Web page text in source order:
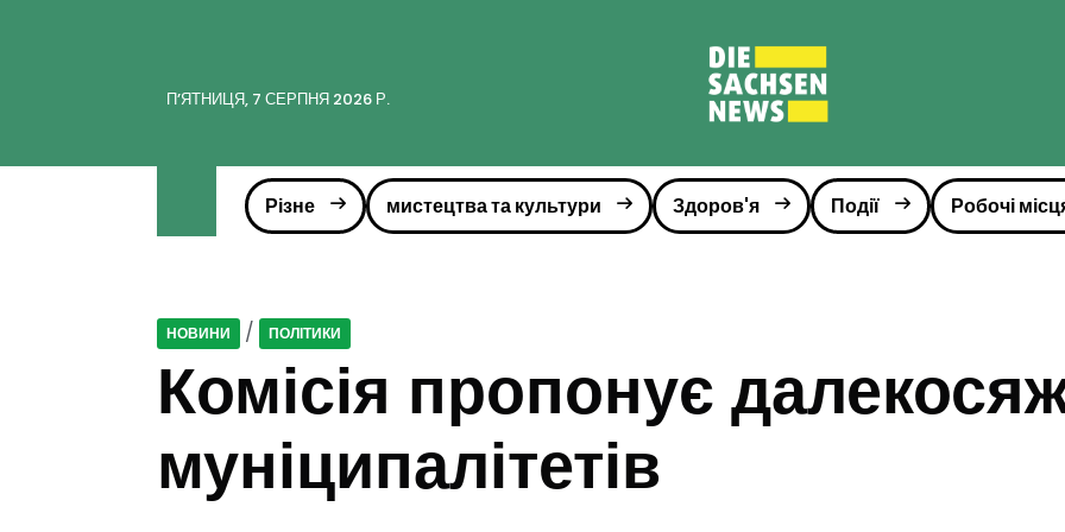
ПʼЯТНИЦЯ, 7 СЕРПНЯ 2026 Р.
Різне мистецтва та культури Здоров'я Події Робочі
НОВИНИ / ПОЛІТИКИ
Комісія пропонує
муніципалітетів